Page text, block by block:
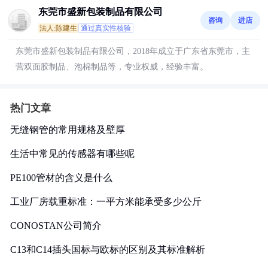
东莞市盛新包装制品有限公司
法人:陈建生 通过真实性核验
咨询 进店
东莞市盛新包装制品有限公司，2018年成立于广东省东莞市，主
营双面胶制品、泡棉制品等，专业权威，经验丰富。
热门文章
无缝钢管的常用规格及壁厚
生活中常见的传感器有哪些呢
PE100管材的含义是什么
工业厂房载重标准：一平方米能承受多少公斤
CONOSTAN公司简介
C13和C14插头国标与欧标的区别及其标准解析